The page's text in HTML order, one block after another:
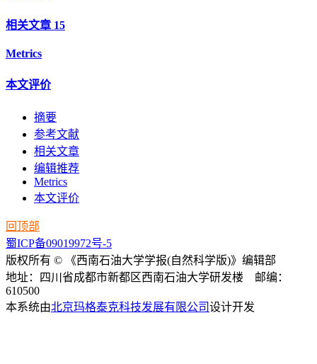
相关文章 15
Metrics
本文评价
摘要
参考文献
相关文章
编辑推荐
Metrics
本文评价
回顶部
蜀ICP备09019972号-5
版权所有 © 《西南石油大学学报(自然科学版)》编辑部
地址：四川省成都市新都区西南石油大学研发楼 邮编：
610500
本系统由北京玛格泰克科技发展有限公司设计开发